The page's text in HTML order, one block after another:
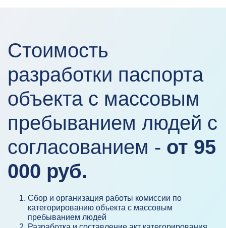
Стоимость
разработки паспорта
объекта с массовым
пребыванием людей с
согласованием - от 95
000 руб.
Сбор и организация работы комиссии по
категорированию объекта с массовым
пребыванием людей